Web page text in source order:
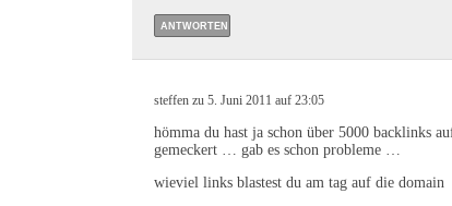
ANTWORTEN
steffen zu 5. Juni 2011 auf 23:05
hömma du hast ja schon über 5000 backlinks
gemeckert … gab es schon probleme …
wieviel links blastest du am tag auf die domain